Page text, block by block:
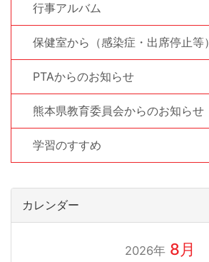
行事アルバム
保健室から（感染症・出席停止等）
PTAからのお知らせ
熊本県教育委員会からのお知らせ
学習のすすめ
カレンダー
2026年8月